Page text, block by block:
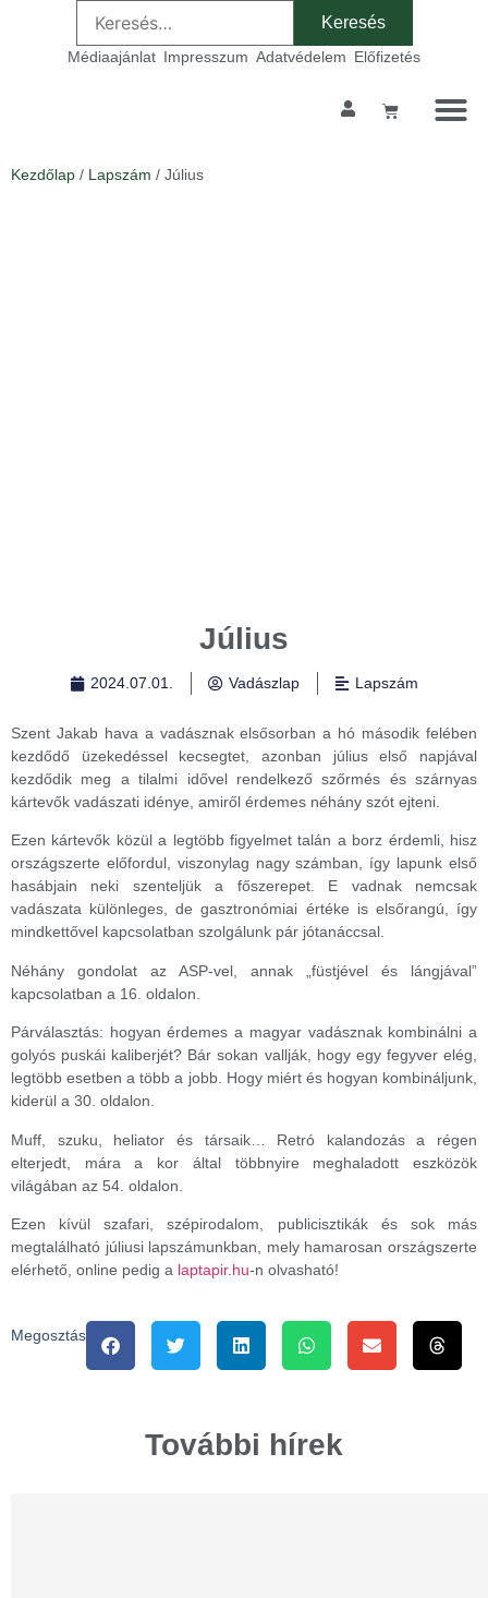
Médiaajánlat Impresszum Adatvédelem Előfizetés
Kezdőlap / Lapszám / Július
Július
2024.07.01. Vadászlap Lapszám
Szent Jakab hava a vadásznak elsősorban a hó második felében
kezdődő üzekedéssel kecsegtet, azonban július első napjával
kezdődik meg a tilalmi idővel rendelkező szőrmés és szárnyas
kártevők vadászati idénye, amiről érdemes néhány szót ejteni.
Ezen kártevők közül a legtöbb figyelmet talán a borz érdemli, hisz
országszerte előfordul, viszonylag nagy számban, így lapunk első
hasábjain neki szenteljük a főszerepet. E vadnak nemcsak
vadászata különleges, de gasztronómiai értéke is elsőrangú, így
mindkettővel kapcsolatban szolgálunk pár jótanáccsal.
Néhány gondolat az ASP-vel, annak „füstjével és lángjával”
kapcsolatban a 16. oldalon.
Párválasztás: hogyan érdemes a magyar vadásznak kombinálni a
golyós puskái kaliberjét? Bár sokan vallják, hogy egy fegyver elég,
legtöbb esetben a több a jobb. Hogy miért és hogyan kombináljunk,
kiderül a 30. oldalon.
Muff, szuku, heliator és társaik… Retró kalandozás a régen
elterjedt, mára a kor által többnyire meghaladott eszközök
világában az 54. oldalon.
Ezen kívül szafari, szépirodalom, publicisztikák és sok más
megtalálható júliusi lapszámunkban, mely hamarosan országszerte
elérhető, online pedig a laptapir.hu-n olvasható!
Megosztás
További hírek